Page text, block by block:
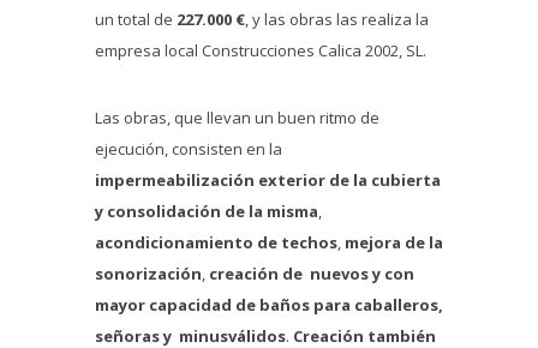
un total de 227.000 € , y las obras las realiza la
empresa local Construcciones Calica 2002, SL.
Las obras, que llevan un buen ritmo de
ejecución, consisten en la
impermeabilización exterior de la cubierta
y consolidación de la misma
acondicionamiento de techos mejora de la
sonorización creación de nuevos y con
mayor capacidad de baños para caballeros,
señoras y minusválidos. Creación también